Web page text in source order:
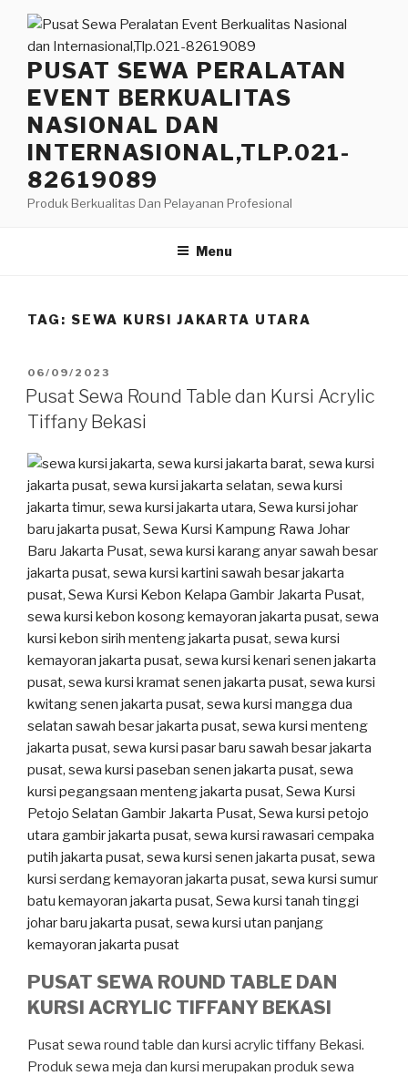
Lompat
konten
PUSAT SEWA PERALATAN
EVENT BERKUALITAS
NASIONAL DAN
INTERNASIONAL,TLP.021-
82619089
Produk Berkualitas Dan Pelayanan Profesional
Menu
TAG: SEWA KURSI JAKARTA UTARA
DIPOSKAN
PADA
06/09/2023
Pusat Sewa Round Table dan Kursi Acrylic
Tiffany Bekasi
PUSAT SEWA ROUND TABLE DAN
KURSI ACRYLIC TIFFANY BEKASI
Pusat sewa round table dan kursi acrylic tiffany Bekasi.
Produk sewa meja dan kursi merupakan produk sewa